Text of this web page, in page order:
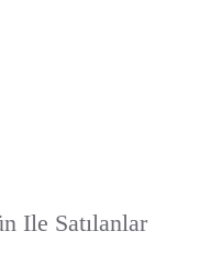
Ile Satılanlar